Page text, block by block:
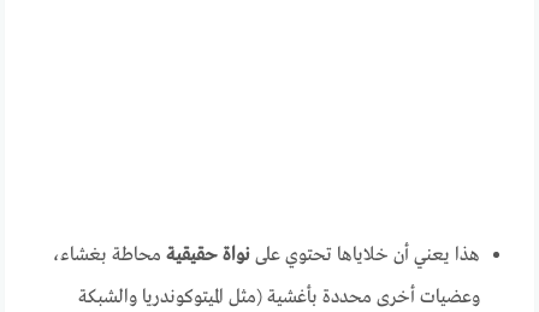
هذا يعني أن خلاياها تحتوي علىنواة حقيقية محاطة بغشاء،
وعضيات أخرى محددة بأغشية (مثل الميتوكوندريا والشبكة